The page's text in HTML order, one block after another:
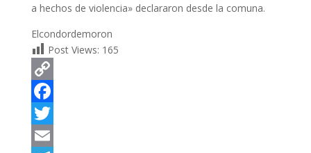
a hechos de violencia» declararon desde la comuna.
Elcondordemoron
Post Views: 165
C
o
p
F
aT